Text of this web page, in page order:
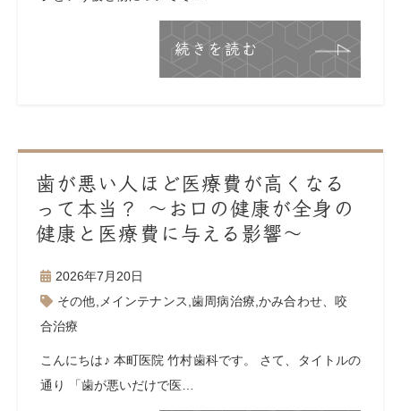
続きを読む
歯が悪い人ほど医療費が高くなる
って本当？ ～お口の健康が全身の
健康と医療費に与える影響～
2026年7月20日
その他 メインテナンス 歯周病治療 かみ合わせ、咬
合治療
こんにちは♪ 本町医院 竹村歯科です。 さて、タイトルの
通り 「歯が悪いだけで医…